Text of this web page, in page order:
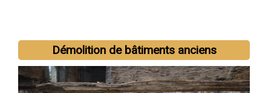
Antibes,Cannes,Grasse,Cagnes-sur-Mer,Le Cannet,Vallauris,
Saint-Laurent-du-Var,Menton, Mandelieu-la-Napoule
Démolition de bâtiments anciens